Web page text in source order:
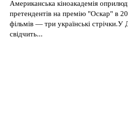
Американська кіноакадемія
претендентів на премію "Оскар" в
фільмів — три українські стрічки.У
свідчить...